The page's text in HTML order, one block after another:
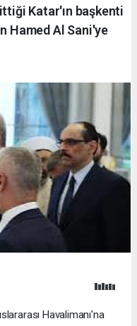
Katar'ın başkenti
Hamed Al Sani'ye
Havalimanı'na